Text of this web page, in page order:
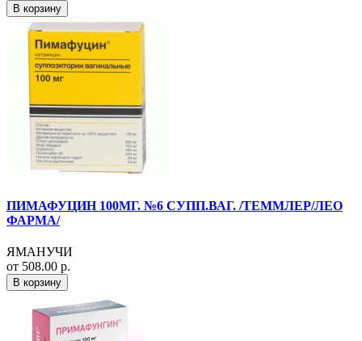
В корзину
ПИМАФУЦИН 100МГ. №6 СУПП.ВАГ. /ТЕММЛЕР/ЛЕО
ФАРМА/
ЯМАНУЧИ
от 508.00 р.
В корзину